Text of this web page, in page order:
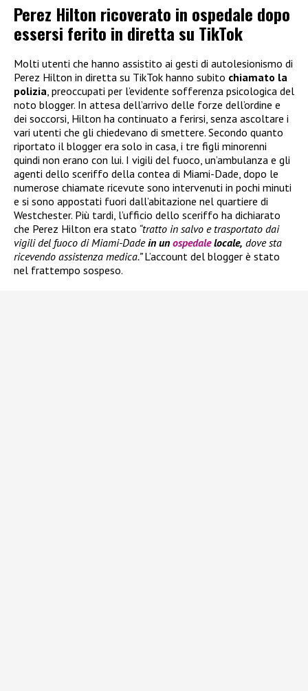
Perez Hilton ricoverato in ospedale dopo
essersi ferito in diretta su TikTok
Molti utenti che hanno assistito ai gesti di autolesionismo di
Perez Hilton in diretta su TikTok hanno subito chiamato la
polizia , preoccupati per l’evidente sofferenza psicologica del
noto blogger. In attesa dell’arrivo delle forze dell’ordine e
dei soccorsi, Hilton ha continuato a ferirsi, senza ascoltare i
vari utenti che gli chiedevano di smettere. Secondo quanto
riportato il blogger era solo in casa, i tre figli minorenni
quindi non erano con lui. I vigili del fuoco, un’ambulanza e gli
agenti dello sceriffo della contea di Miami-Dade, dopo le
numerose chiamate ricevute sono intervenuti in pochi minuti
e si sono appostati fuori dall’abitazione nel quartiere di
Westchester. Più tardi, l’ufficio dello sceriffo ha dichiarato
che Perez Hilton era stato “tratto in salvo e trasportato dai
vigili del fuoco di Miami-Dadein un ospedalelocale, dove sta
ricevendo assistenza medica.”L’account del blogger è stato
nel frattempo sospeso.